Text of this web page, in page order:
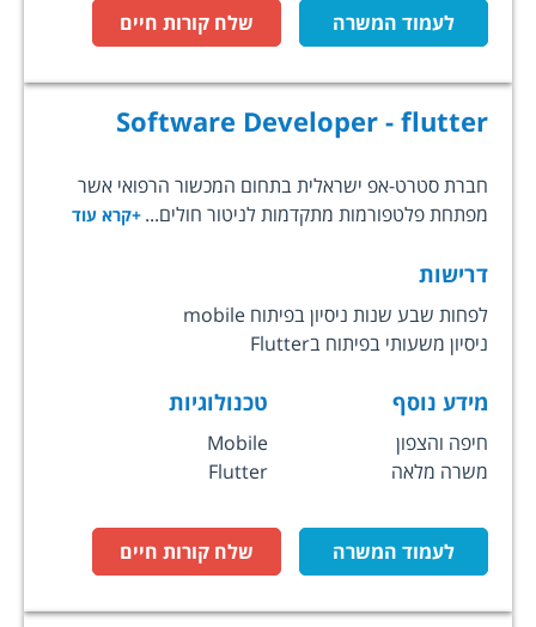
לעמוד המשרה שלח קורות חיים
Software Developer - flutter
חברת סטרט-אפ ישראלית בתחום המכשור הרפואי אשר
מפתחת פלטפורמות מתקדמות לניטור חולים... +קרא עוד
דרישות
לפחות שבע שנות ניסיון בפיתוח mobile
ניסיון משעותי בפיתוח בFlutter
מידע נוסף
חיפה והצפון
משרה מלאה
טכנולוגיות
Mobile
Flutter
לעמוד המשרה שלח קורות חיים